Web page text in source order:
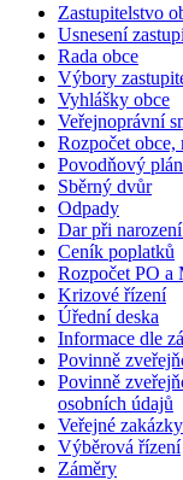
Zastupitelstvo
Usnesení
Rada obce
Výbory
Vyhlášky obce
Veřejnoprávní
Rozpočet obce,
Povodňový plán
Sběrný dvůr
Odpady
Dar při
Ceník poplatků
Rozpočet PO a
Krizové řízení
Úřední deska
Informace dle
Povinně
Povinně
osobních údajů
Veřejné zakázky
Výběrová řízení
Záměry